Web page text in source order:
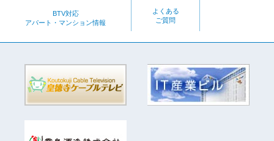
BTV対応
アパート・マンション情報
よくある
ご質問